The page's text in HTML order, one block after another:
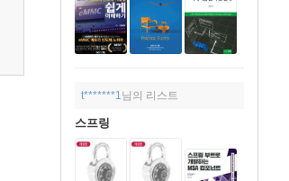
t*******1님의 리스트
스프링